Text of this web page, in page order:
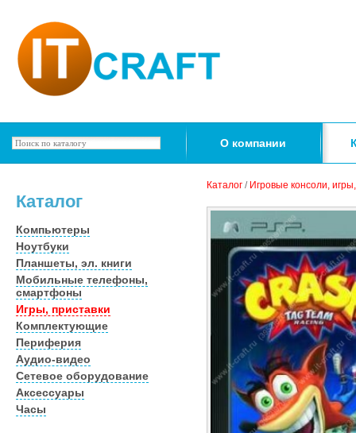
О компании
Каталог
Компьютеры
Ноутбуки
Планшеты, эл. книги
Мобильные телефоны,
смартфоны
Игры, приставки
Комплектующие
Периферия
Аудио-видео
Сетевое оборудование
Аксессуары
Часы
Каталог / Игровые консоли,